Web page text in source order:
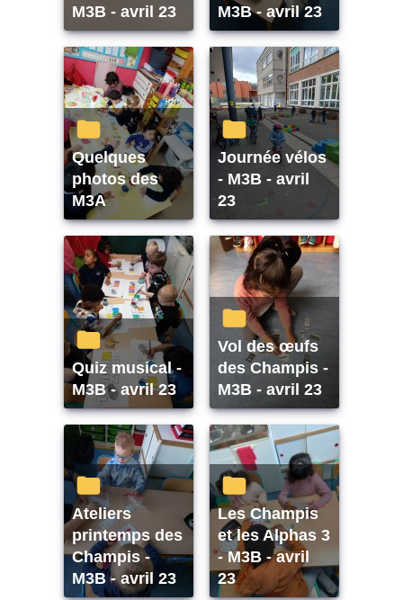
M3B - avril 23
M3B - avril 23
Quelques
photos des
M3A
Journée vélos
- M3B - avril
23
Quiz musical -
M3B - avril 23
Vol des œufs
des Champis -
M3B - avril 23
Ateliers
printemps des
Champis -
M3B - avril 23
Les Champis
et les Alphas 3
- M3B - avril
23